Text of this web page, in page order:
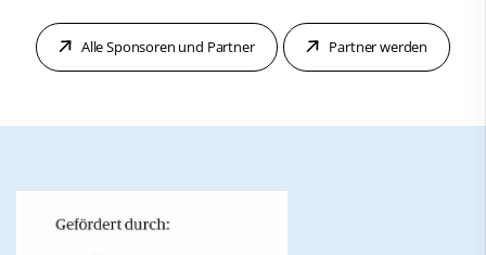
Alle Sponsoren und Partner Partner werden